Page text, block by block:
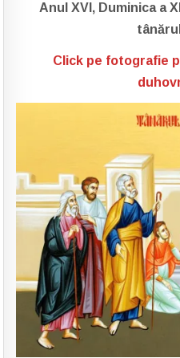
Anul XVI, Duminica a
Click pe fotografie